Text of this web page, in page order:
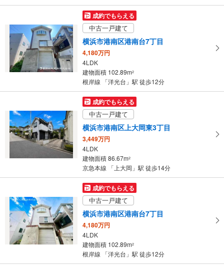
成約でもらえる
中古一戸建て
横浜市港南区港南台7丁目
4,180万円
4LDK
建物面積 102.89m2
根岸線 「洋光台」駅 徒歩12分
成約でもらえる
中古一戸建て
横浜市港南区上大岡東3丁目
3,449万円
4LDK
建物面積 86.67m2
京急本線 「上大岡」駅 徒歩14分
成約でもらえる
中古一戸建て
横浜市港南区港南台7丁目
4,180万円
4LDK
建物面積 102.89m2
根岸線 「洋光台」駅 徒歩12分